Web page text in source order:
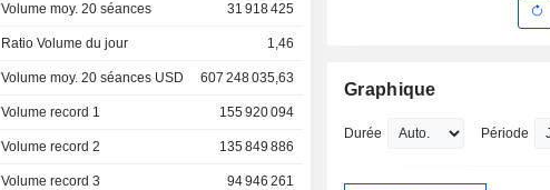
Volume moy. 20 séances 31 918 425
Ratio Volume du jour 1,46
Volume moy. 20 séances USD 607 248 035,63
Volume record 1 155 920 094
Volume record 2 135 849 886
Volume record 3 94 946 261
Graphique
Durée Période